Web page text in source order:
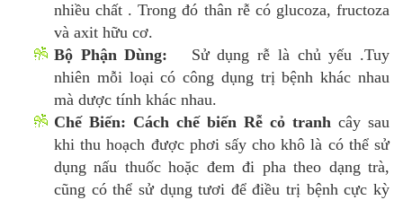
nhiều chất . Trong đó thân rễ có glucoza, fructoza
và axit hữu cơ.
Bộ Phận Dùng:
Sử dụng rễ là chủ yếu .Tuy
nhiên mỗi loại có công dụng trị bệnh khác nhau
mà dược tính khác nhau.
Chế Biến: Cách chế biến Rễ cỏ tranh cây sau
khi thu hoạch được phơi sấy cho khô là có thể sử
dụng nấu thuốc hoặc đem đi pha theo dạng trà,
cũng có thể sử dụng tươi để điều trị bệnh cực kỳ